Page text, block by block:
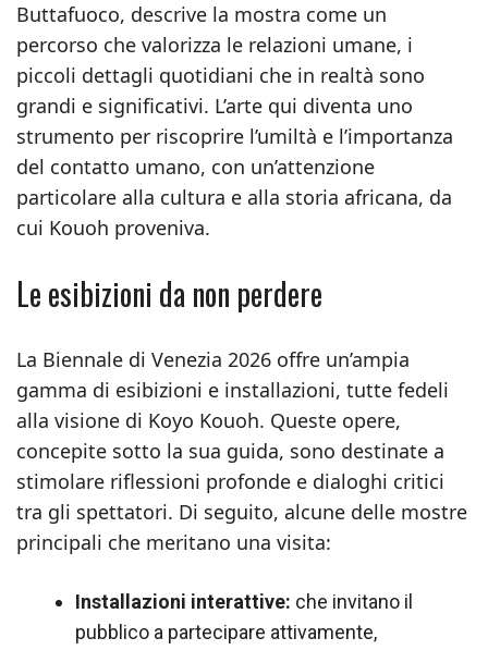
Buttafuoco, descrive la mostra come un
percorso che valorizza le relazioni umane, i
piccoli dettagli quotidiani che in realtà sono
grandi e significativi. L’arte qui diventa uno
strumento per riscoprire l’umiltà e l’importanza
del contatto umano, con un’attenzione
particolare alla cultura e alla storia africana, da
cui Kouoh proveniva.
Le esibizioni da non perdere
La Biennale di Venezia 2026 offre un’ampia
gamma di esibizioni e installazioni, tutte fedeli
alla visione di Koyo Kouoh. Queste opere,
concepite sotto la sua guida, sono destinate a
stimolare riflessioni profonde e dialoghi critici
tra gli spettatori. Di seguito, alcune delle mostre
principali che meritano una visita:
Installazioni interattive: che invitano il
pubblico a partecipare attivamente,